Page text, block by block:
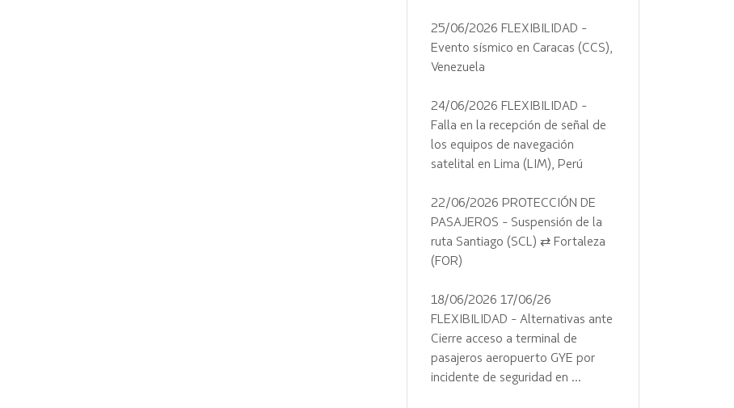
25/06/2026 FLEXIBILIDAD -
Evento sísmico en Caracas (CCS),
Venezuela
24/06/2026 FLEXIBILIDAD -
Falla en la recepción de señal de
los equipos de navegación
satelital en Lima (LIM), Perú
22/06/2026 PROTECCIÓN DE
PASAJEROS - Suspensión de la
ruta Santiago (SCL) ⇄ Fortaleza
(FOR)
18/06/2026 17/06/26
FLEXIBILIDAD - Alternativas ante
Cierre acceso a terminal de
pasajeros aeropuerto GYE por
incidente de seguridad en ...